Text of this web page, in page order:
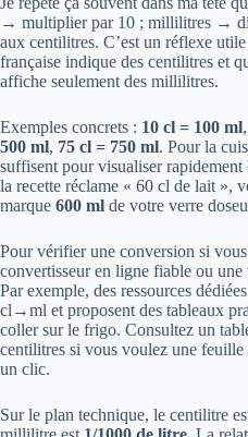
→ multiplier par 10 ; millilitres →
aux centilitres. C’est un réflexe
française indique des centilitres et
affiche seulement des millilitres.
Exemples concrets : 10 cl = 100 ml,
500 ml, 75 cl = 750 ml. Pour la
suffisent pour visualiser rapidement
la recette réclame « 60 cl de lait »,
marque 600 ml de votre verre
Pour vérifier une conversion si
convertisseur en ligne fiable ou une
Par exemple, des ressources
cl→ml et proposent des tableaux
coller sur le frigo. Consultez un
centilitres si vous voulez une feuille
un clic.
Sur le plan technique, le centilitre